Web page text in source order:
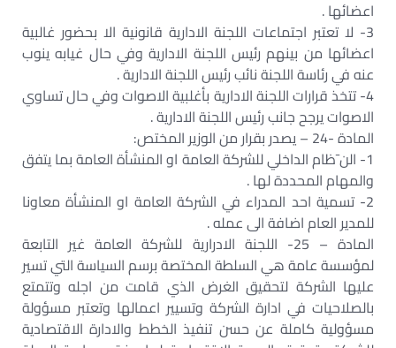
اعضائها .‏
3- لا تعتبر اجتماعات اللجنة الادارية قانونية الا بحضور غالبية
اعضائها من بينهم رئيس اللجنة الادارية وفي حال غيابه ينوب
عنه في رئاسة اللجنة نائب رئيس اللجنة الادارية .‏
4- تتخذ قرارات اللجنة الادارية بأغلبية الاصوات وفي حال تساوي
الاصوات يرجح جانب رئيس اللجنة الادارية .‏
المادة -24 – يصدر بقرار من الوزير المختص:‏
1- الن¯ظام الداخلي للشركة العامة او المنشأة العامة بما يتفق
والمهام المحددة لها .‏
2- تسمية احد المدراء في الشركة العامة او المنشأة معاونا
للمدير العام اضافة الى عمله .‏
المادة – 25- اللجنة الادرارية للشركة العامة غير التابعة
لمؤسسة عامة هي السلطة المختصة برسم السياسة التي تسير
عليها الشركة لتحقيق الغرض الذي قامت من اجله وتتمتع
بالصلاحيات في ادارة الشركة وتسيير اعمالها وتعتبر مسؤولة
مسؤولية كاملة عن حسن تنفيذ الخطط والادارة الاقتصادية